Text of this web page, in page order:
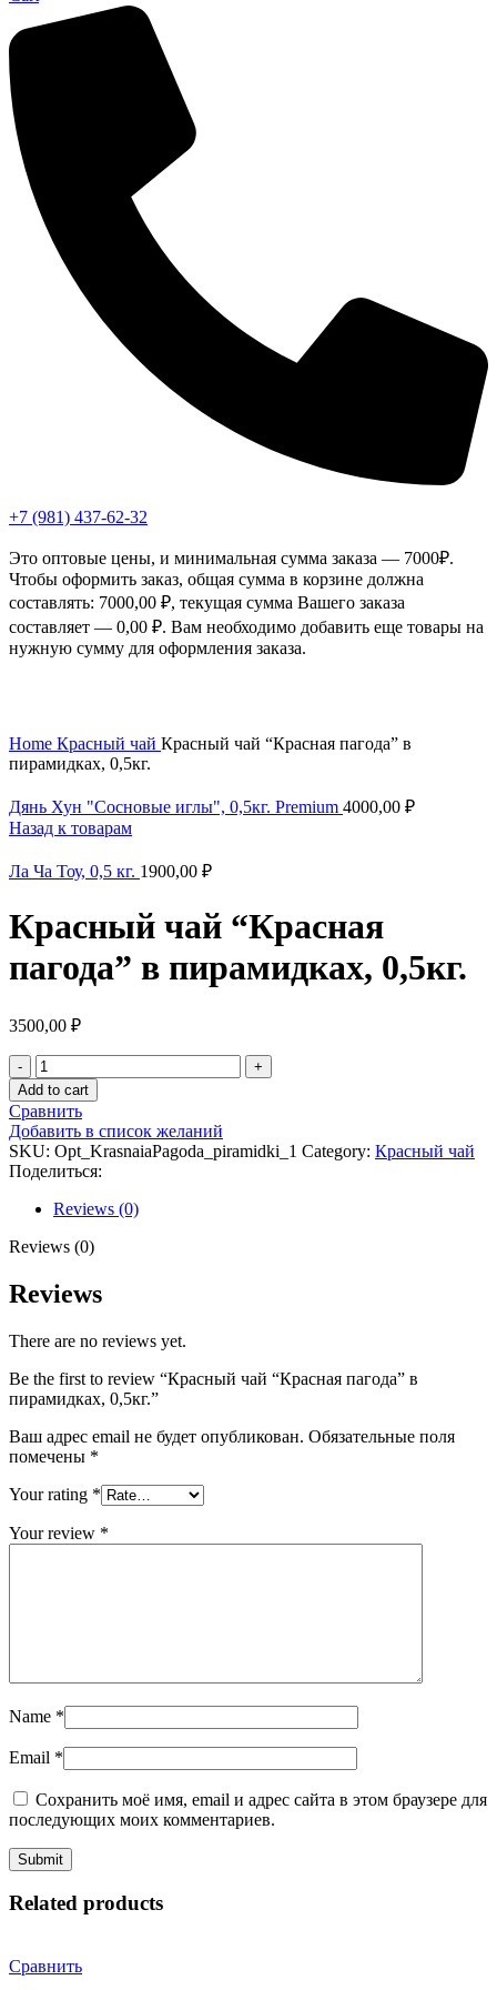
+7 (981) 437-62-32
Это оптовые цены, и минимальная сумма заказа — 7000₽.
Чтобы оформить заказ, общая сумма в корзине должна
составлять: 7000,00 ₽, текущая сумма Вашего заказа
составляет — 0,00 ₽. Вам необходимо добавить еще товары на
нужную сумму для оформления заказа.
Home Красный чай Красный чай “Красная пагода” в
пирамидках, 0,5кг.
Дянь Хун "Сосновые иглы", 0,5кг. Premium 4000,00 ₽
Назад к товарам
Ла Ча Тоу, 0,5 кг. 1900,00 ₽
Красный чай “Красная
пагода” в пирамидках, 0,5кг.
3500,00 ₽
Красный
чай
"Красная
пагода"
в
пирамидках,
0,5кг.
quantity
Add to cart
Сравнить
Добавить в список желаний
SKU: Opt_KrasnaiaPagoda_piramidki_1 Category: Красный чай
Поделиться:
Reviews (0)
Reviews (0)
Reviews
There are no reviews yet.
Be the first to review “Красный чай “Красная пагода” в
пирамидках, 0,5кг.”
Ваш адрес email не будет опубликован. Обязательные поля
помечены *
Your rating *
Your review *
Name *
Email *
Сохранить моё имя, email и адрес сайта в этом браузере для
последующих моих комментариев.
Related products
Сравнить